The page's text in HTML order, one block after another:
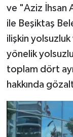
ve "Aziz İhsan
ile Beşiktaş
ilişkin
yönelik
toplam dört
hakkında